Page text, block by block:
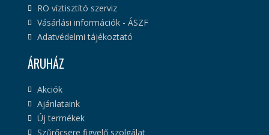
RO víztisztító szerviz
Vásárlási információk - ÁSZF
Adatvédelmi tájékoztató
ÁRUHÁZ
Akciók
Ajánlataink
Új termékek
Szűrőcsere figyelő szolgálat